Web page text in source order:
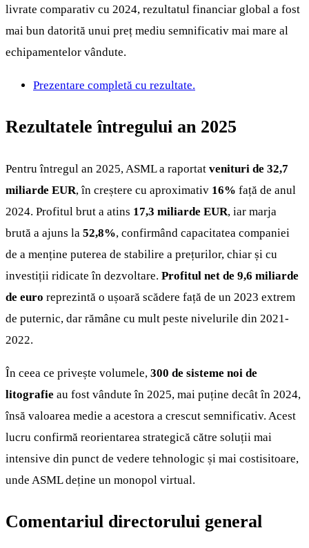
livrate comparativ cu 2024, rezultatul financiar global a fost
mai bun datorită unui preț mediu semnificativ mai mare al
echipamentelor vândute.
Prezentare completă cu rezultate.
Rezultatele întregului an 2025
Pentru întregul an 2025, ASML a raportat venituri de 32,7
miliarde EUR, în creștere cu aproximativ 16% față de anul
2024. Profitul brut a atins 17,3 miliarde EUR, iar marja
brută a ajuns la 52,8%, confirmând capacitatea companiei
de a menține puterea de stabilire a prețurilor, chiar și cu
investiții ridicate în dezvoltare. Profitul net de 9,6 miliarde
de euro reprezintă o ușoară scădere față de un 2023 extrem
de puternic, dar rămâne cu mult peste nivelurile din 2021-
2022.
În ceea ce privește volumele, 300 de sisteme noi de
litografie au fost vândute în 2025, mai puține decât în 2024,
însă valoarea medie a acestora a crescut semnificativ. Acest
lucru confirmă reorientarea strategică către soluții mai
intensive din punct de vedere tehnologic și mai costisitoare,
unde ASML deține un monopol virtual.
Comentariul directorului general